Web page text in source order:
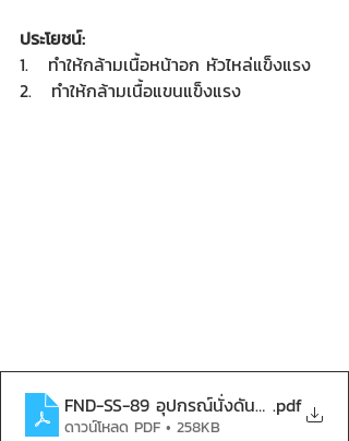
ประโยชน์:
1.   ทำให้กล้ามเนื้อหน้าอก หัวไหล่แข็งแรง
2.   ทำให้กล้ามเนื้อแขนแข็งแรง
FND-SS-89 อุปกรณ์นั่งดันขา-บาร์ยกตัว
.pdf
ดาวน์โหลด PDF • 258KB